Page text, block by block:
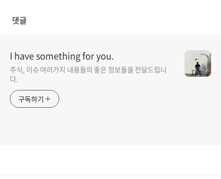
댓글
I have something for you.
주식, 이슈 여러가지 내용들의 좋은 정보들을 전달드립니
다.
구독하기